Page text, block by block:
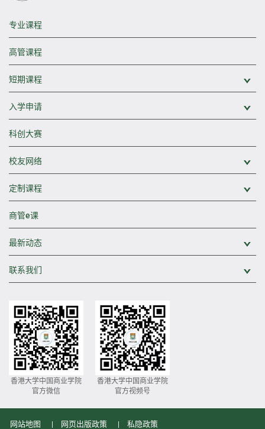
专业课程
高管课程
短期课程
入学申请
科创大赛
校友网络
定制课程
商管e课
最新动态
联系我们
香港大学中国商业学院
官方微信
香港大学中国商业学院
官方视频号
网站地图 网页出版政策 私隐政策